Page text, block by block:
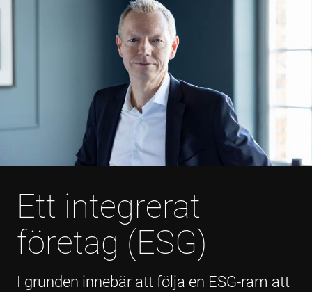
Ett integrerat
företag (ESG)
I grunden innebär att följa en ESG-ram att